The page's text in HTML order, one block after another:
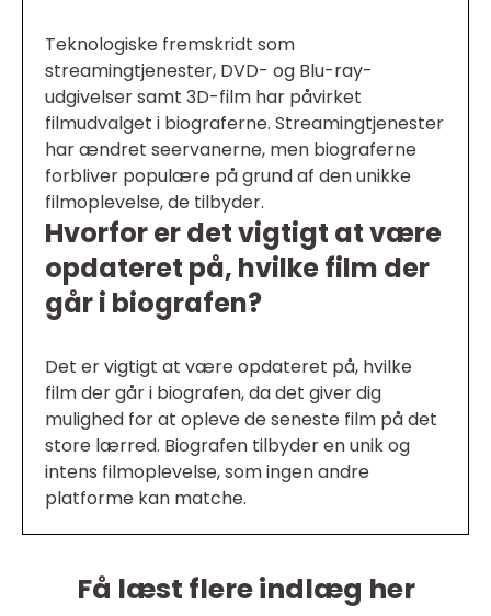
Teknologiske fremskridt som
streamingtjenester, DVD- og Blu-ray-
udgivelser samt 3D-film har påvirket
filmudvalget i biograferne. Streamingtjenester
har ændret seervanerne, men biograferne
forbliver populære på grund af den unikke
filmoplevelse, de tilbyder.
Hvorfor er det vigtigt at være
opdateret på, hvilke film der
går i biografen?
Det er vigtigt at være opdateret på, hvilke
film der går i biografen, da det giver dig
mulighed for at opleve de seneste film på det
store lærred. Biografen tilbyder en unik og
intens filmoplevelse, som ingen andre
platforme kan matche.
Få læst flere indlæg her